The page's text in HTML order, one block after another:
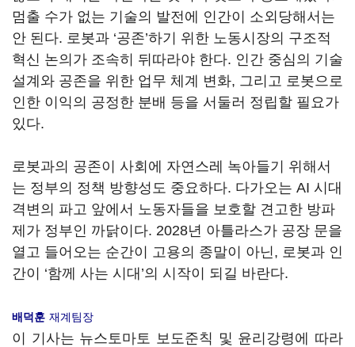
멈출 수가 없는 기술의 발전에
인간이 소외당해서는
안 된다. 로봇과 ‘공존’하기
위한 노동시장의 구조적
혁신 논의가 조속히 뒤따라야 한다. 인간 중심의 기술
설계와 공존을 위한 업무 체계 변화, 그리고 로봇으로
인한 이익의 공정한 분배 등을 서둘러 정립할 필요가
있다.
로봇과의 공존이 사회에 자연스레 녹아들기 위해서
는 정부의 정책 방향성도 중요하다. 다가오는 AI 시대
격변의 파고 앞에서 노동자들을 보호할 견고한 방파
제가 정부인 까닭이다. 2028년 아틀라스가 공장 문을
열고 들어오는 순간이 고용의 종말이 아닌, 로봇과 인
간이 ‘함께 사는 시대 ’의 시작이 되길 바란다.
배덕훈 재계팀장
이 기사는 뉴스토마토 보도준칙 및 윤리강령에 따라